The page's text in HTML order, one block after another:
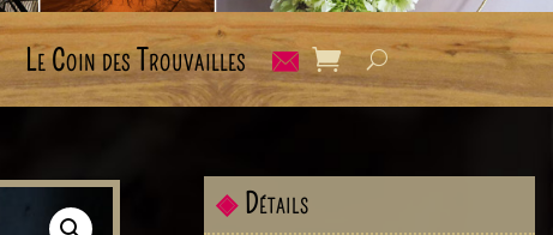
Le Coin des Trouvailles
◈ Détails